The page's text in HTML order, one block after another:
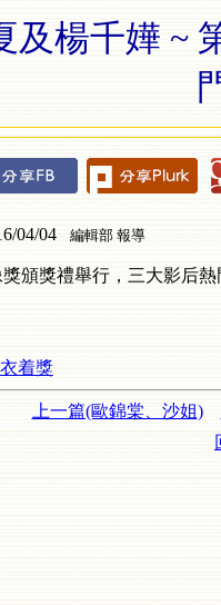
及楊千嬅 ~
04/04 編輯部 報導
頒獎禮舉行，三大影后
着獎
上一篇(歐錦棠、沙姐)